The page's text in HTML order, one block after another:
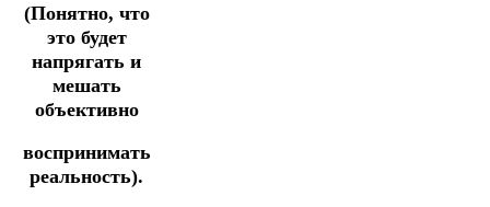
(Понятно, что
это будет
напрягать и
мешать
объективно
воспринимать
реальность).